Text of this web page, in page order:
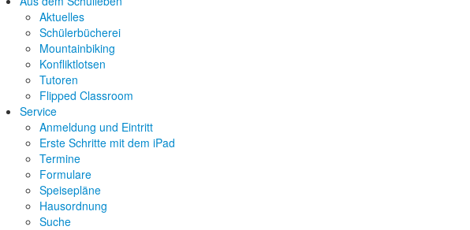
Aktuelles
Schülerbücherei
Mountainbiking
Konfliktlotsen
Tutoren
Flipped Classroom
Service
Anmeldung und Eintritt
Erste Schritte mit dem iPad
Termine
Formulare
Speisepläne
Hausordnung
Suche